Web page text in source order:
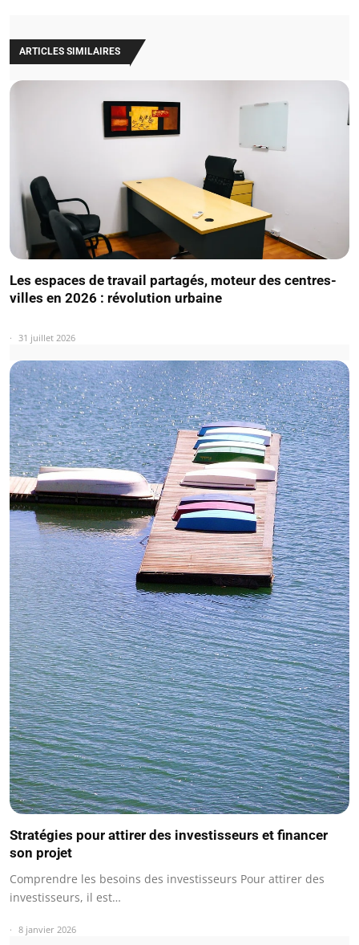
ARTICLES SIMILAIRES
Les espaces de travail partagés, moteur des centres-
villes en 2026 : révolution urbaine
31 juillet 2026
Stratégies pour attirer des investisseurs et financer
son projet
Comprendre les besoins des investisseurs Pour attirer des
investisseurs, il est…
8 janvier 2026